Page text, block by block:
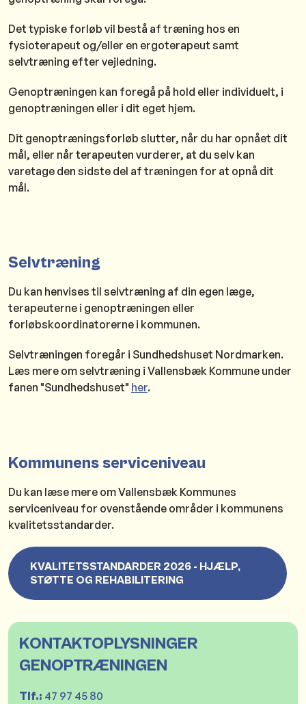
Det typiske forløb vil bestå af træning hos en
fysioterapeut og/eller en ergoterapeut samt
selvtræning efter vejledning.
Genoptræningen kan foregå på hold eller individuelt, i
genoptræningen eller i dit eget hjem.
Dit genoptræningsforløb slutter, når du har opnået dit
mål, eller når terapeuten vurderer, at du selv kan
varetage den sidste del af træningen for at opnå dit
mål.
Selvtræning
Du kan henvises til selvtræning af din egen læge,
terapeuterne i genoptræningen eller
forløbskoordinatorerne i kommunen.
Selvtræningen foregår i Sundhedshuset Nordmarken.
Læs mere om selvtræning i Vallensbæk Kommune under
fanen "Sundhedshuset" her.
Kommunens serviceniveau
Du kan læse mere om Vallensbæk Kommunes
serviceniveau for ovenstående områder i kommunens
kvalitetsstandarder.
KVALITETSSTANDARDER 2026 - HJÆLP,
STØTTE OG REHABILITERING
KONTAKTOPLYSNINGER
GENOPTRÆNINGEN
Tlf.: 47 97 45 80